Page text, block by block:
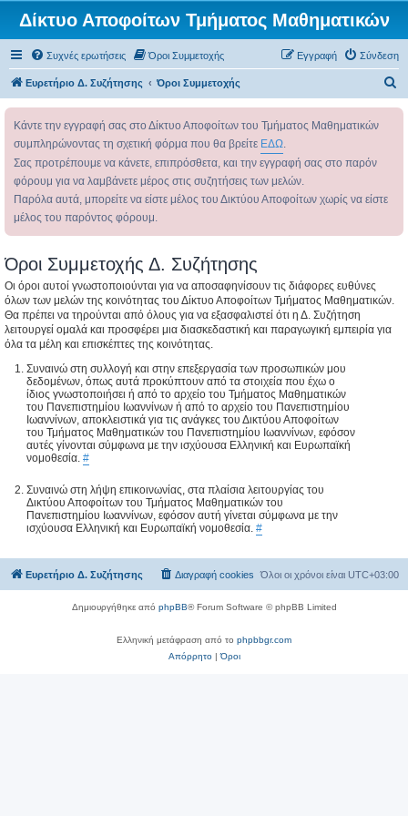
Δίκτυο Αποφοίτων Τμήματος Μαθηματικών
Συχνές ερωτήσεις Όροι Συμμετοχής Σύνδεση
Εγγραφή
Ευρετήριο Δ. Συζήτησης Όροι Συμμετοχής
σ
Κάντε την εγγραφή σας στο Δίκτυο Αποφοίτων του Τμήματος Μαθηματικών
συμπληρώνοντας τη σχετική φόρμα που θα βρείτε ΕΔΩ.
Σας προτρέπουμε να κάνετε, επιπρόσθετα, και την εγγραφή σας στο παρόν
φόρουμ για να λαμβάνετε μέρος στις συζητήσεις των μελών.
Παρόλα αυτά, μπορείτε να είστε μέλος του Δικτύου Αποφοίτων χωρίς να είστε
μέλος του παρόντος φόρουμ.
Όροι Συμμετοχής Δ. Συζήτησης
Οι όροι αυτοί γνωστοποιούνται για να αποσαφηνίσουν τις διάφορες ευθύνες
όλων των μελών της κοινότητας του Δίκτυο Αποφοίτων Τμήματος Μαθηματικών.
Θα πρέπει να τηρούνται από όλους για να εξασφαλιστεί ότι η Δ. Συζήτηση
λειτουργεί ομαλά και προσφέρει μια διασκεδαστική και παραγωγική εμπειρία για
όλα τα μέλη και επισκέπτες της κοινότητας.
Συναινώ στη συλλογή και στην επεξεργασία των προσωπικών μου
δεδομένων, όπως αυτά προκύπτουν από τα στοιχεία που έχω ο
ίδιος γνωστοποιήσει ή από το αρχείο του Τμήματος Μαθηματικών
του Πανεπιστημίου Ιωαννίνων ή από το αρχείο του Πανεπιστημίου
Ιωαννίνων, αποκλειστικά για τις ανάγκες του Δικτύου Αποφοίτων
του Τμήματος Μαθηματικών του Πανεπιστημίου Ιωαννίνων, εφόσον
αυτές γίνονται σύμφωνα με την ισχύουσα Ελληνική και Ευρωπαϊκή
νομοθεσία. #
Συναινώ στη λήψη επικοινωνίας, στα πλαίσια λειτουργίας του
Δικτύου Αποφοίτων του Τμήματος Μαθηματικών του
Πανεπιστημίου Ιωαννίνων, εφόσον αυτή γίνεται σύμφωνα με την
ισχύουσα Ελληνική και Ευρωπαϊκή νομοθεσία. #
Ευρετήριο Δ. Συζήτησης Όλοι οι χρόνοι είναι UTC+03:00
Διαγραφή cookies
Δημιουργήθηκε από phpBB® Forum Software © phpBB Limited
Ελληνική μετάφραση από το phpbbgr.com
Απόρρητο|Όροι